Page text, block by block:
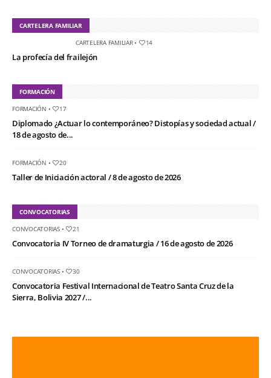
CARTELERA FAMILIAR
CARTELERA FAMILIAR• 14
La profecía del frailejón
FORMACIÓN
FORMACIÓN • 17
Diplomado ¿Actuar lo contemporáneo? Distopías y sociedad actual /
18 de agosto de...
FORMACIÓN • 20
Taller de Iniciación actoral / 8 de agosto de 2026
CONVOCATORIAS
CONVOCATORIAS• 21
Convocatoria IV Torneo de dramaturgia / 16 de agosto de 2026
CONVOCATORIAS• 30
Convocatoria Festival Internacional de Teatro Santa Cruz de la
Sierra, Bolivia 2027 /...